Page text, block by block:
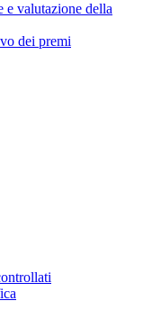
e valutazione della
dei premi